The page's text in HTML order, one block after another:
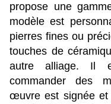
propose une
modèle est
pierres fines ou
touches de
autre alliage. Il
commander des
œuvre est signée et